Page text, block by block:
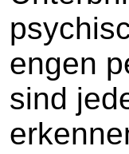
engen
sind